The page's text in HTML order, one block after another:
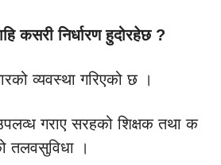
कसरी निर्धारण हुदोरहेछ ?
व्यवस्था गरिएको छ ।
गराए सरहको शिक्षक तथा क
तलवसुविधा ।